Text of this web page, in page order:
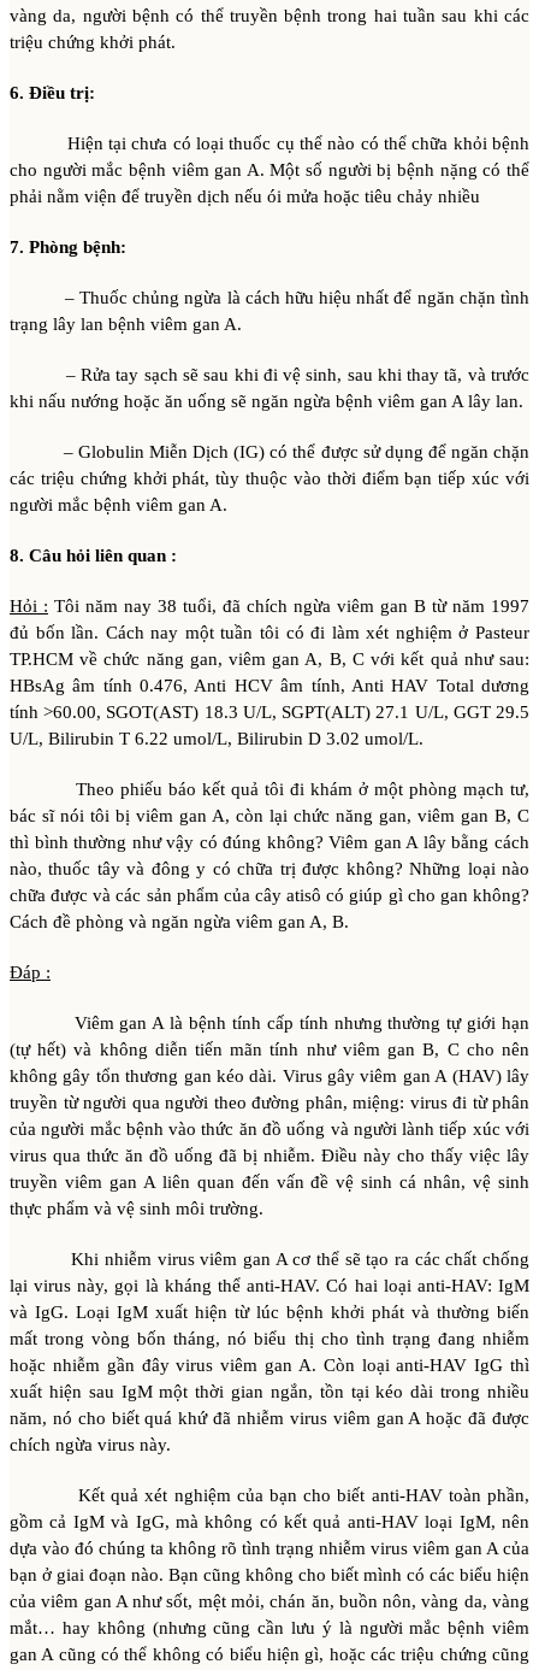
vàng da, người bệnh có thể truyền bệnh trong hai tuần sau khi các
triệu chứng khởi phát.
6. Điều trị:
Hiện tại chưa có loại thuốc cụ thể nào có thể chữa khỏi bệnh
cho người mắc bệnh viêm gan A. Một số người bị bệnh nặng có thể
phải nằm viện để truyền dịch nếu ói mửa hoặc tiêu chảy nhiều
7. Phòng bệnh:
– Thuốc chủng ngừa là cách hữu hiệu nhất để ngăn chặn tình
trạng lây lan bệnh viêm gan A.
– Rửa tay sạch sẽ sau khi đi vệ sinh, sau khi thay tã, và trước
khi nấu nướng hoặc ăn uống sẽ ngăn ngừa bệnh viêm gan A lây lan.
– Globulin Miễn Dịch (IG) có thể được sử dụng để ngăn chặn
các triệu chứng khởi phát, tùy thuộc vào thời điểm bạn tiếp xúc với
người mắc bệnh viêm gan A.
8. Câu hỏi liên quan :
Hỏi : Tôi năm nay 38 tuổi, đã chích ngừa viêm gan B từ năm 1997
đủ bốn lần. Cách nay một tuần tôi có đi làm xét nghiệm ở Pasteur
TP.HCM về chức năng gan, viêm gan A, B, C với kết quả như sau:
HBsAg âm tính 0.476, Anti HCV âm tính, Anti HAV Total dương
tính >60.00, SGOT(AST) 18.3 U/L, SGPT(ALT) 27.1 U/L, GGT 29.5
U/L, Bilirubin T 6.22 umol/L, Bilirubin D 3.02 umol/L.
Theo phiếu báo kết quả tôi đi khám ở một phòng mạch tư,
bác sĩ nói tôi bị viêm gan A, còn lại chức năng gan, viêm gan B, C
thì bình thường như vậy có đúng không? Viêm gan A lây bằng cách
nào, thuốc tây và đông y có chữa trị được không? Những loại nào
chữa được và các sản phẩm của cây atisô có giúp gì cho gan không?
Cách đề phòng và ngăn ngừa viêm gan A, B.
Đáp :
Viêm gan A là bệnh tính cấp tính nhưng thường tự giới hạn
(tự hết) và không diễn tiến mãn tính như viêm gan B, C cho nên
không gây tổn thương gan kéo dài. Virus gây viêm gan A (HAV) lây
truyền từ người qua người theo đường phân, miệng: virus đi từ phân
của người mắc bệnh vào thức ăn đồ uống và người lành tiếp xúc với
virus qua thức ăn đồ uống đã bị nhiễm. Điều này cho thấy việc lây
truyền viêm gan A liên quan đến vấn đề vệ sinh cá nhân, vệ sinh
thực phẩm và vệ sinh môi trường.
Khi nhiễm virus viêm gan A cơ thể sẽ tạo ra các chất chống
lại virus này, gọi là kháng thể anti-HAV. Có hai loại anti-HAV: IgM
và IgG. Loại IgM xuất hiện từ lúc bệnh khởi phát và thường biến
mất trong vòng bốn tháng, nó biểu thị cho tình trạng đang nhiễm
hoặc nhiễm gần đây virus viêm gan A. Còn loại anti-HAV IgG thì
xuất hiện sau IgM một thời gian ngắn, tồn tại kéo dài trong nhiều
năm, nó cho biết quá khứ đã nhiễm virus viêm gan A hoặc đã được
chích ngừa virus này.
Kết quả xét nghiệm của bạn cho biết anti-HAV toàn phần,
gồm cả IgM và IgG, mà không có kết quả anti-HAV loại IgM, nên
dựa vào đó chúng ta không rõ tình trạng nhiễm virus viêm gan A của
bạn ở giai đoạn nào. Bạn cũng không cho biết mình có các biểu hiện
của viêm gan A như sốt, mệt mỏi, chán ăn, buồn nôn, vàng da, vàng
mắt… hay không (nhưng cũng cần lưu ý là người mắc bệnh viêm
gan A cũng có thể không có biểu hiện gì, hoặc các triệu chứng cũng